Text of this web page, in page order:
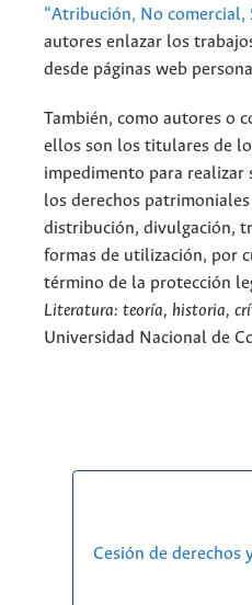
“Atribución, No comercial,
autores enlazar los
desde páginas web
También, como autores o
ellos son los titulares de
impedimento para realizar
los derechos
distribución, divulgación,
formas de utilización, por
término de la protección
Literatura: teoría, historia,
Universidad Nacional de
Cesión de derechos